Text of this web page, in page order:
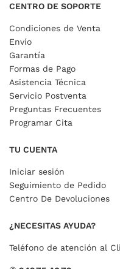
CENTRO DE SOPORTE
Condiciones de Venta
Envío
Garantía
Formas de Pago
Asistencia Técnica
Servicio Postventa
Preguntas Frecuentes
Programar Cita
TU CUENTA
Iniciar sesión
Seguimiento de Pedido
Centro De Devoluciones
¿NECESITAS AYUDA?
Teléfono de atención al